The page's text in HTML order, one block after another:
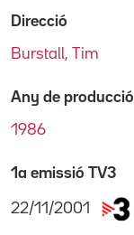
Direcció
Burstall, Tim
Any de producció
1986
1a emissió TV3
22/11/2001